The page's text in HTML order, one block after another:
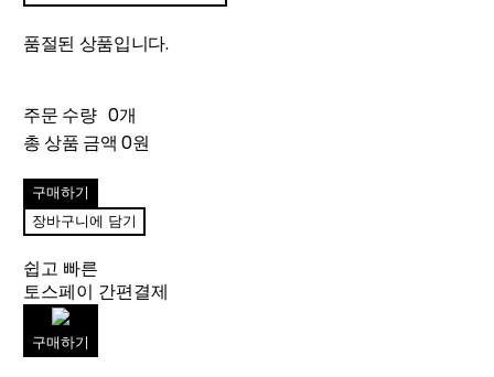
품절된 상품입니다.
주문 수량 0개
총 상품 금액 0원
구매하기
장바구니에 담기
쉽고 빠른
토스페이 간편결제
구매하기